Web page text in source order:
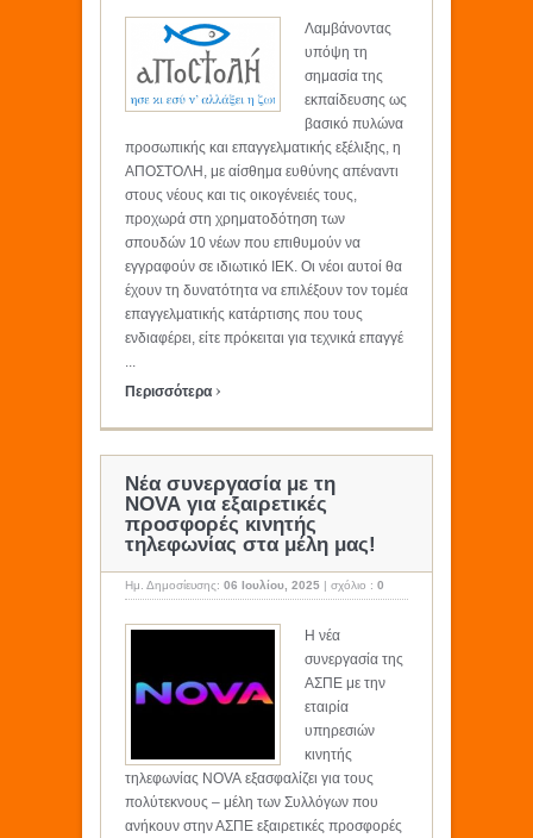
Λαμβάνοντας
υπόψη τη
σημασία της
εκπαίδευσης ως
βασικό πυλώνα
προσωπικής και επαγγελματικής εξέλιξης, η
ΑΠΟΣΤΟΛΗ, με αίσθημα ευθύνης απέναντι
στους νέους και τις οικογένειές τους,
προχωρά στη χρηματοδότηση των
σπουδών 10 νέων που επιθυμούν να
εγγραφούν σε ιδιωτικό ΙΕΚ. Οι νέοι αυτοί θα
έχουν τη δυνατότητα να επιλέξουν τον τομέα
επαγγελματικής κατάρτισης που τους
ενδιαφέρει, είτε πρόκειται για τεχνικά επαγγέ
...
Περισσότερα ›
Νέα συνεργασία με τη
NOVA για εξαιρετικές
προσφορές κινητής
τηλεφωνίας στα μέλη μας!
Ημ. Δημοσίευσης: 06 Ιουλίου, 2025 | σχόλιο : 0
Η νέα
συνεργασία της
ΑΣΠΕ με την
εταιρία
υπηρεσιών
κινητής
τηλεφωνίας NOVA εξασφαλίζει για τους
πολύτεκνους – μέλη των Συλλόγων που
ανήκουν στην ΑΣΠΕ εξαιρετικές προσφορές